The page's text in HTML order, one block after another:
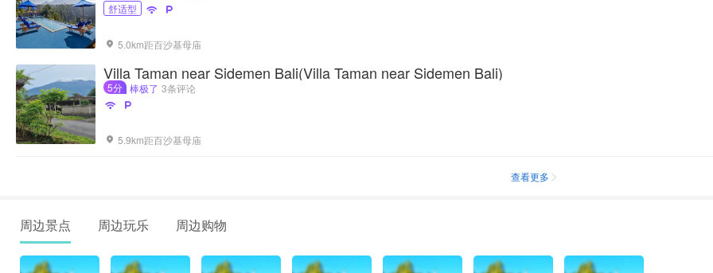
舒适型
 
 5.0km距百沙基母庙
Villa Taman near Sidemen Bali(Villa Taman near Sidemen Bali)
5分 棒极了 3条评论


 5.9km距百沙基母庙
查看更多 
周边景点 周边玩乐 周边购物